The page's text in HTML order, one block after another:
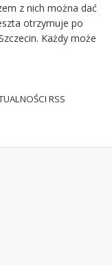
z nich można dać
otrzymuje po
Każdy może
RSS